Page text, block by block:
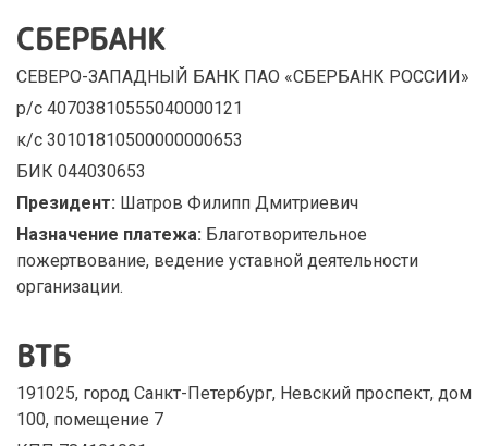
СБЕРБАНК
СЕВЕРО-ЗАПАДНЫЙ БАНК ПАО «СБЕРБАНК РОССИИ»
р/с 40703810555040000121
к/с 30101810500000000653
БИК 044030653
Президент: Шатров Филипп Дмитриевич
Назначение платежа: Благотворительное
пожертвование, ведение уставной деятельности
организации.
ВТБ
191025, город Санкт-Петербург, Невский проспект, дом
100, помещение 7